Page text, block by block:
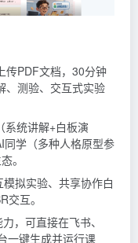
传PDF文档，30分钟
、测验、交互式实验
系统讲解+白板演
学（多种人格原型参
。
拟实验、共享协作白
互。
，可直接在飞书、
一键生成并运行课